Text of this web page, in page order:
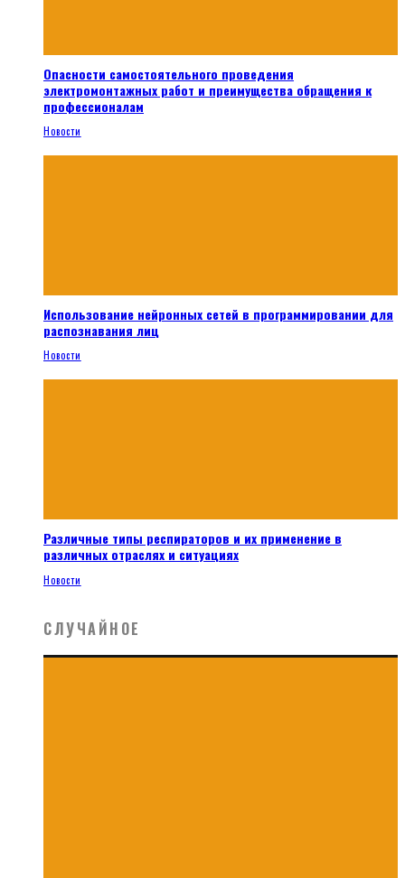
Опасности самостоятельного проведения
электромонтажных работ и преимущества обращения к
профессионалам
Новости
Использование нейронных сетей в программировании для
распознавания лиц
Новости
Различные типы респираторов и их применение в
различных отраслях и ситуациях
Новости
СЛУЧАЙНОЕ